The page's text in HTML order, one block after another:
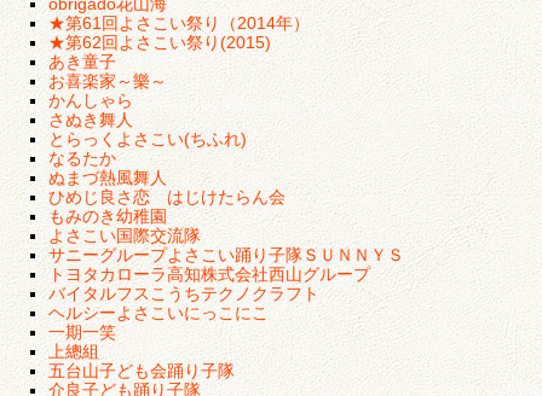
★第61回よさこい祭り（2014年）
★第62回よさこい祭り(2015)
あき童子
お喜楽家～樂～
かんしゃら
さぬき舞人
とらっくよさこい(ちふれ)
なるたか
ぬまづ熱風舞人
ひめじ良さ恋 はじけたらん会
もみのき幼稚園
よさこい国際交流隊
サニーグループよさこい踊り子隊ＳＵＮＮＹＳ
トヨタカローラ高知株式会社西山グループ
バイタルフスこうちテクノクラフト
ヘルシーよさこいにっこにこ
一期一笑
上總組
五台山子ども会踊り子隊
介良子ども踊り子隊